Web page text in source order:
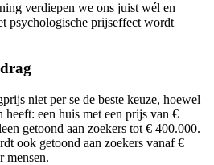
verdiepen we ons juist wél en
psychologische prijseffect wordt
niet per se de beste keuze, hoewel
een huis met een prijs van €
getoond aan zoekers tot € 400.000.
ook getoond aan zoekers vanaf €
mensen.